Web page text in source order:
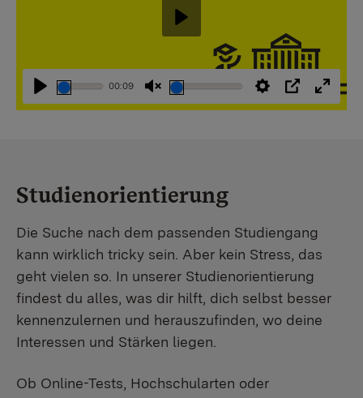
Abspielen
00:09
StummschaltungEinstellungen
PIP
Abspielen
Studienorientierung
Die Suche nach dem passenden Studiengang
kann wirklich tricky sein. Aber kein Stress, das
geht vielen so. In unserer Studienorientierung
findest du alles, was dir hilft, dich selbst besser
kennenzulernen und herauszufinden, wo deine
Interessen und Stärken liegen.
Ob Online-Tests, Hochschularten oder